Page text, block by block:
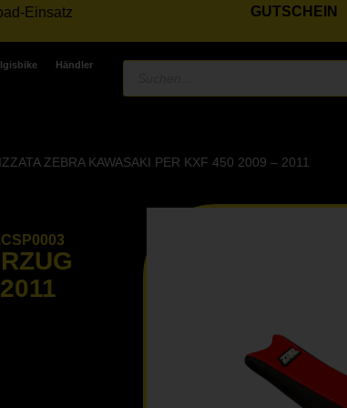
Einsatz GUTSCHEIN
Händler
ZEBRA KAWASAKI PER KXF 450 2009 – 2011